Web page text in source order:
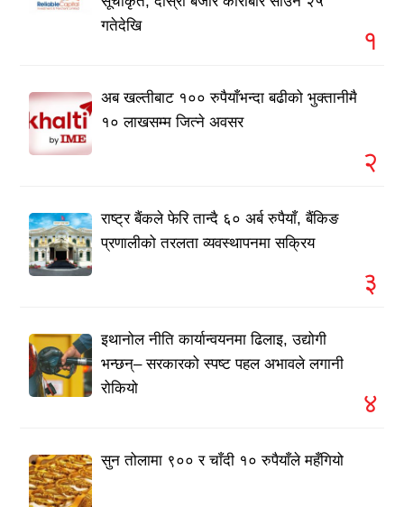
गतेदेखि
१
अब खल्तीबाट १०० रुपैयाँभन्दा बढीको भुक्तानीमै
१० लाखसम्म जित्ने अवसर
२
राष्ट्र बैंकले फेरि तान्दै ६० अर्ब रुपैयाँ, बैंकिङ
प्रणालीको तरलता व्यवस्थापनमा सक्रिय
३
इथानोल नीति कार्यान्वयनमा ढिलाइ, उद्योगी
भन्छन्– सरकारको स्पष्ट पहल अभावले लगानी
रोकियो
४
सुन तोलामा ९०० र चाँदी १० रुपैयाँले महँगियो